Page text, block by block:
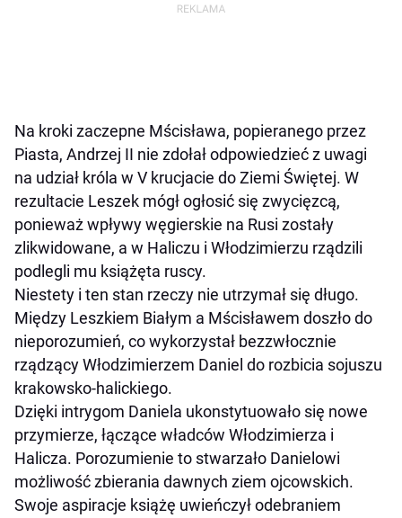
Na kroki zaczepne Mścisława, popieranego przez
Piasta, Andrzej II nie zdołał odpowiedzieć z uwagi
na udział króla w V krucjacie do Ziemi Świętej. W
rezultacie Leszek mógł ogłosić się zwycięzcą,
ponieważ wpływy węgierskie na Rusi zostały
zlikwidowane, a w Haliczu i Włodzimierzu rządzili
podlegli mu książęta ruscy.
Niestety i ten stan rzeczy nie utrzymał się długo.
Między Leszkiem Białym a Mścisławem doszło do
nieporozumień, co wykorzystał bezzwłocznie
rządzący Włodzimierzem Daniel do rozbicia sojuszu
krakowsko-halickiego.
Dzięki intrygom Daniela ukonstytuowało się nowe
przymierze, łączące władców Włodzimierza i
Halicza. Porozumienie to stwarzało Danielowi
możliwość zbierania dawnych ziem ojcowskich.
Swoje aspiracje książę uwieńczył odebraniem